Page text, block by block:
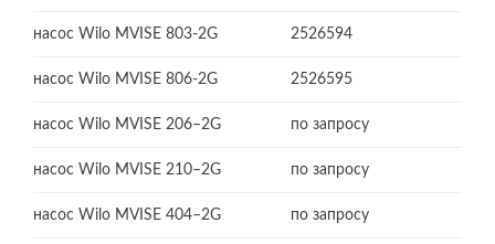
насос Wilo MVISE 803-2G 2526594
насос Wilo MVISE 806-2G 2526595
насос Wilo MVISE 206–2G по запросу
насос Wilo MVISE 210–2G по запросу
насос Wilo MVISE 404–2G по запросу